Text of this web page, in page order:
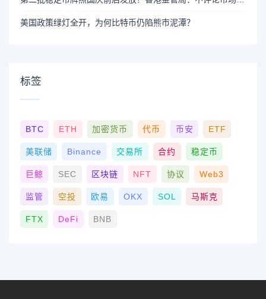
美国政策绿灯全开，为何比特币仍陷熊市泥潭？
标签
BTC ETH 加密货币 代币 币安 ETF
美联储 Binance 交易所 合约 稳定币
巨鲸 SEC 区块链 NFT 协议 Web3
监管 空投 欧易 OKX SOL 马斯克
FTX DeFi BNB